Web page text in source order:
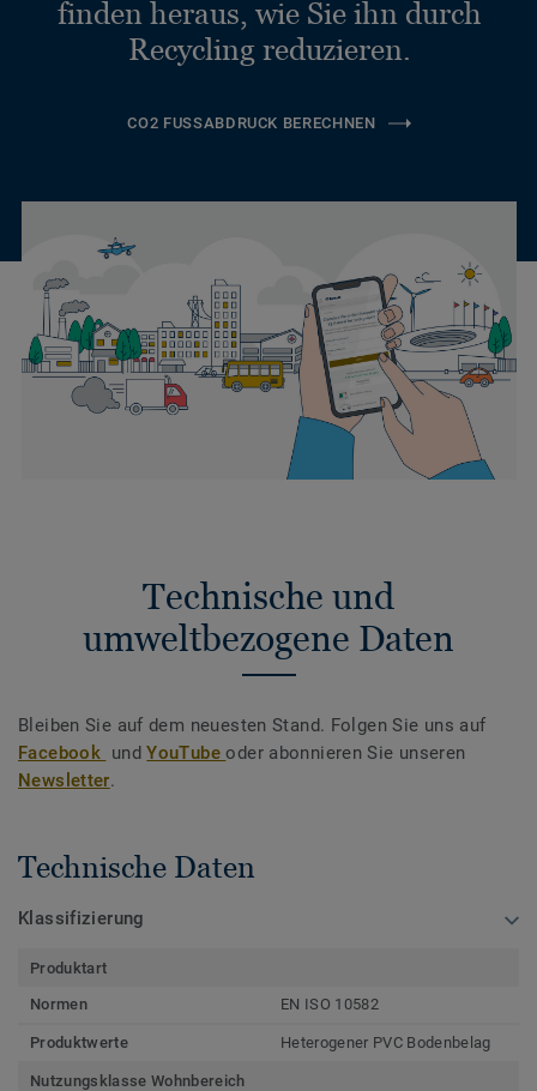
finden heraus, wie Sie ihn durch
Recycling reduzieren.
CO2 FUSSABDRUCK BERECHNEN
Technische und
umweltbezogene Daten
Bleiben Sie auf dem neuesten Stand. Folgen Sie uns auf
Facebook undYouTubeoder abonnieren Sie unseren
Newsletter.
Technische Daten
Klassifizierung
Produktart
Normen
EN ISO 10582
Produktwerte Heterogener PVC Bodenbelag
Nutzungsklasse Wohnbereich